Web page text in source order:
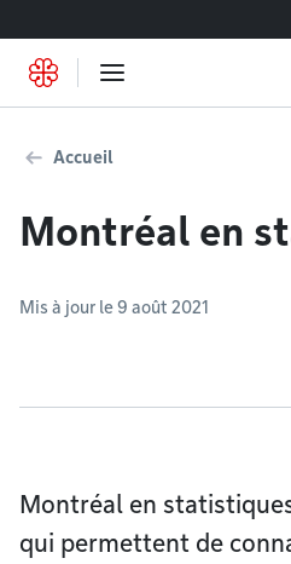
Accueil
Montréal en
Mis à jour le 9 août 2021
Montréal en
qui permettent de